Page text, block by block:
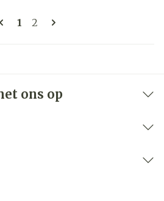
Pagina's
U lees momenteel pagina
1 Pagina
2
ons op